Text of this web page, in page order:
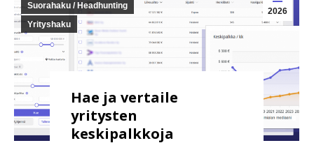
2026
Suorahaku / Headhunting
Yrityshaku
Hae ja vertaile
yritysten
keskipalkkoja